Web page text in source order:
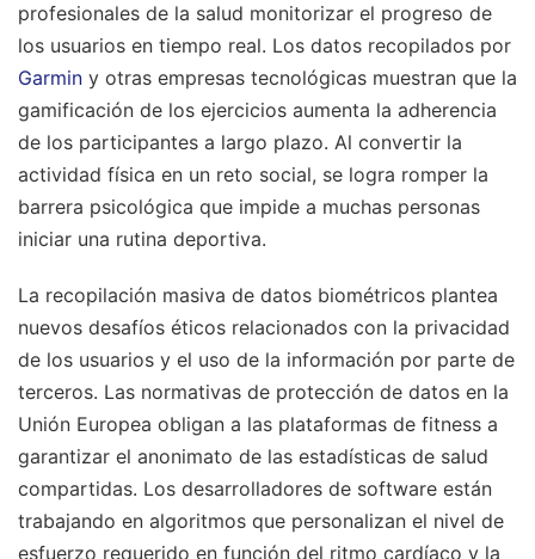
profesionales de la salud monitorizar el progreso de
los usuarios en tiempo real. Los datos recopilados por
Garmin y otras empresas tecnológicas muestran que la
gamificación de los ejercicios aumenta la adherencia
de los participantes a largo plazo. Al convertir la
actividad física en un reto social, se logra romper la
barrera psicológica que impide a muchas personas
iniciar una rutina deportiva.
La recopilación masiva de datos biométricos plantea
nuevos desafíos éticos relacionados con la privacidad
de los usuarios y el uso de la información por parte de
terceros. Las normativas de protección de datos en la
Unión Europea obligan a las plataformas de fitness a
garantizar el anonimato de las estadísticas de salud
compartidas. Los desarrolladores de software están
trabajando en algoritmos que personalizan el nivel de
esfuerzo requerido en función del ritmo cardíaco y la